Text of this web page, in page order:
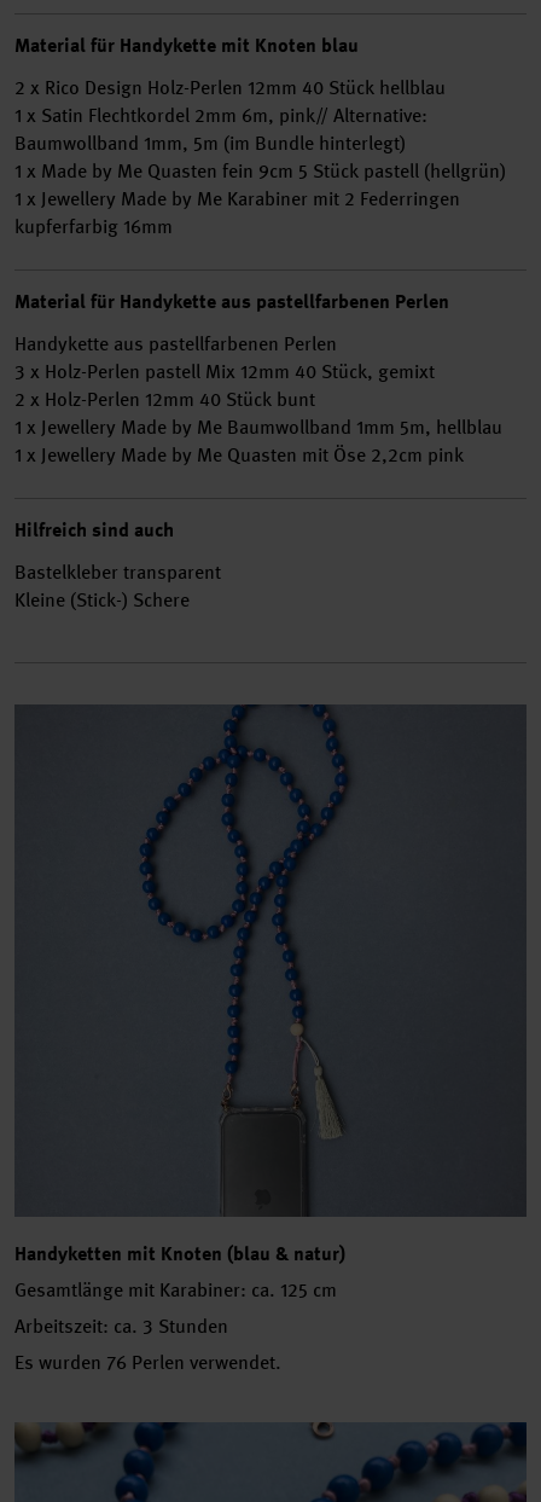
Material für Handykette mit Knoten blau
2 x Rico Design Holz-Perlen 12mm 40 Stück hellblau
1 x Satin Flechtkordel 2mm 6m, pink// Alternative:
Baumwollband 1mm, 5m (im Bundle hinterlegt)
1 x Made by Me Quasten fein 9cm 5 Stück pastell (hellgrün)
1 x Jewellery Made by Me Karabiner mit 2 Federringen
kupferfarbig 16mm
Material für Handykette aus pastellfarbenen Perlen
Handykette aus pastellfarbenen Perlen
3 x Holz-Perlen pastell Mix 12mm 40 Stück, gemixt
2 x Holz-Perlen 12mm 40 Stück bunt
1 x Jewellery Made by Me Baumwollband 1mm 5m, hellblau
1 x Jewellery Made by Me Quasten mit Öse 2,2cm pink
Hilfreich sind auch
Bastelkleber transparent
Kleine (Stick-) Schere
Handyketten mit Knoten (blau & natur)
Gesamtlänge mit Karabiner: ca. 125 cm
Arbeitszeit: ca. 3 Stunden
Es wurden 76 Perlen verwendet.